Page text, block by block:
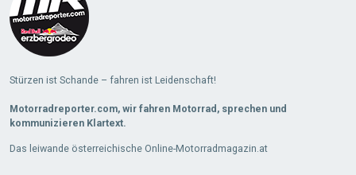
Stürzen ist Schande – fahren ist Leidenschaft!
Motorradreporter.com, wir fahren Motorrad, sprechen und
kommunizieren Klartext.
Das leiwande österreichische Online-Motorradmagazin.at